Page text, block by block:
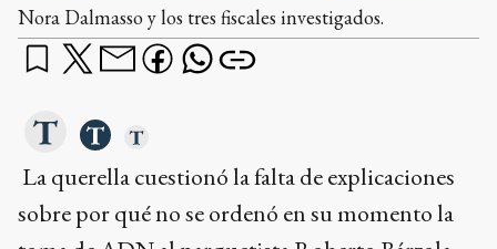
Nora Dalmasso y los tres fiscales investigados.
La querella cuestionó la falta de explicaciones
sobre por qué no se ordenó en su momento la